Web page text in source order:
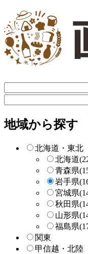
リ
ー
検
索
ー
検
地域から探す
北海道・東北
北海道
青森県
岩手県
宮城県
秋田県
山形県
福島県
関東
甲信越・北陸